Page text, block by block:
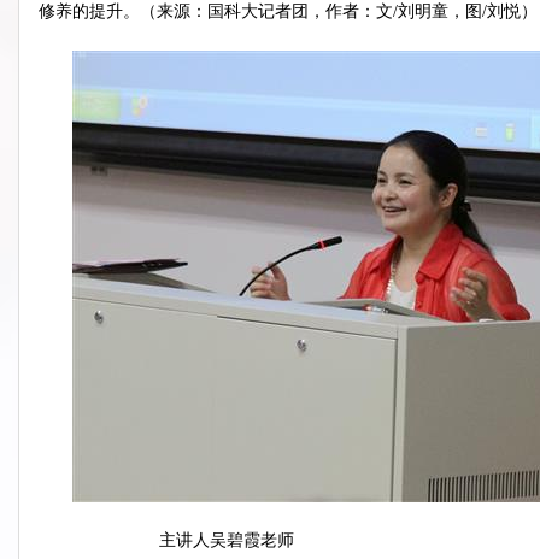
修养的提升。（来源：国科大记者团，作者：文/刘明童，图/刘悦）
主讲人吴碧霞老师